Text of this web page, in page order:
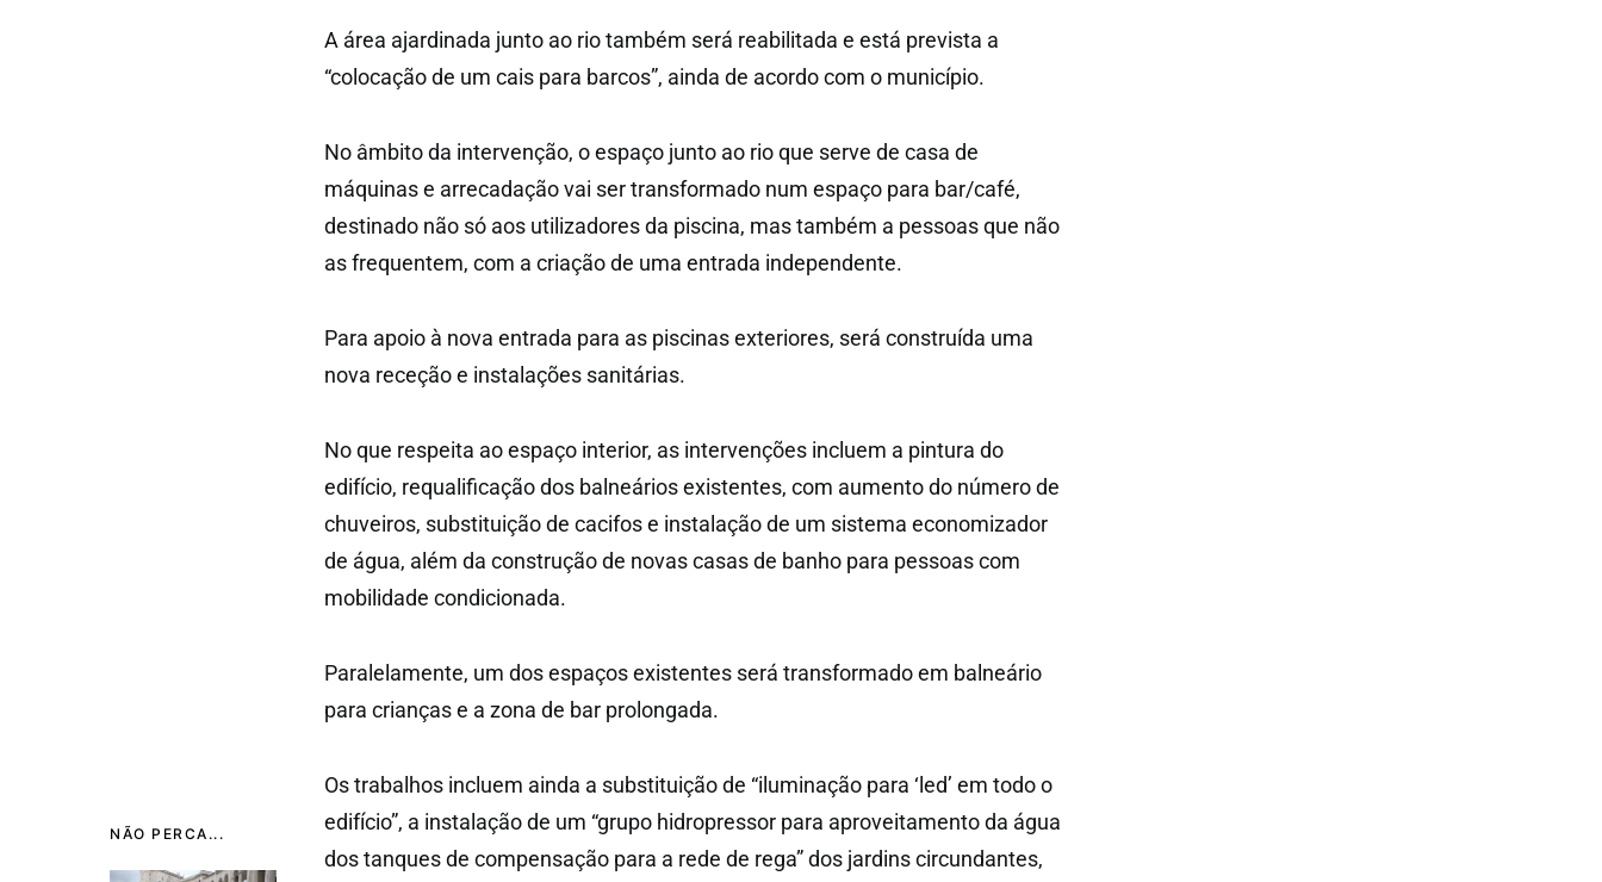
NÃO PERCA...
A área ajardinada junto ao rio também será reabilitada e está prevista a
“colocação de um cais para barcos”, ainda de acordo com o município.
No âmbito da intervenção, o espaço junto ao rio que serve de casa de
máquinas e arrecadação vai ser transformado num espaço para bar/café,
destinado não só aos utilizadores da piscina, mas também a pessoas que não
as frequentem, com a criação de uma entrada independente.
Para apoio à nova entrada para as piscinas exteriores, será construída uma
nova receção e instalações sanitárias.
No que respeita ao espaço interior, as intervenções incluem a pintura do
edifício, requalificação dos balneários existentes, com aumento do número de
chuveiros, substituição de cacifos e instalação de um sistema economizador
de água, além da construção de novas casas de banho para pessoas com
mobilidade condicionada.
Paralelamente, um dos espaços existentes será transformado em balneário
para crianças e a zona de bar prolongada.
Os trabalhos incluem ainda a substituição de “iluminação para ‘led’ em todo o
edifício”, a instalação de um “grupo hidropressor para aproveitamento da água
dos tanques de compensação para a rede de rega” dos jardins circundantes,